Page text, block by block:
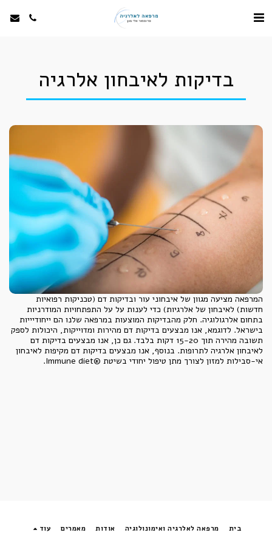
בדיקות לאיבחון אלרגיה
המרפאה מציעה מגוון של איבחוני עור ובדיקות דם (טכניקות רפואיות
חדשות) לאיבחון של אלרגיות) כדי לענות על על התפתחויות המודרניות
בתחום אלרגולוגיה. חלק מהבדיקות המוצעות במרפאה שלנו הם ייחודיייות
בישראל. לדוגמא, אנו מבצעים בדיקות דם מהירות ומדוייקות, היכולות לספק
תשובה מהירה תוך 15-20 דקות בלבד. גם כן, אנו מבצעים בדיקות דם
לאיבחון אלרגיה לתרופות. בנוסף, אנו מבצעים בדיקות דם מקיפות לאיבחון
אי-סבילות למזון לצורך מתן טיפול יחודי בשיטת ®Immune diet.
בית מרפאה לאלרגיה ואימונולוגיה אודות מאמרים עוד